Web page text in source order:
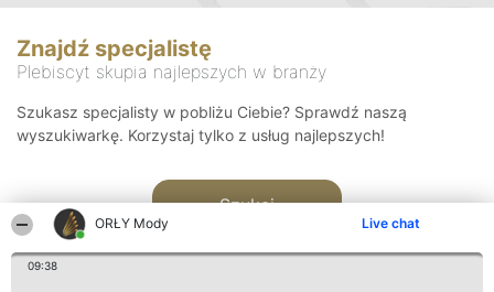
ORŁY Mody Live chat
09:38
Znajdź specjalistę
Plebiscyt skupia najlepszych w branży
Szukasz specjalisty w pobliżu Ciebie? Sprawdź naszą
wyszukiwarkę. Korzystaj tylko z usług najlepszych!
Szukaj